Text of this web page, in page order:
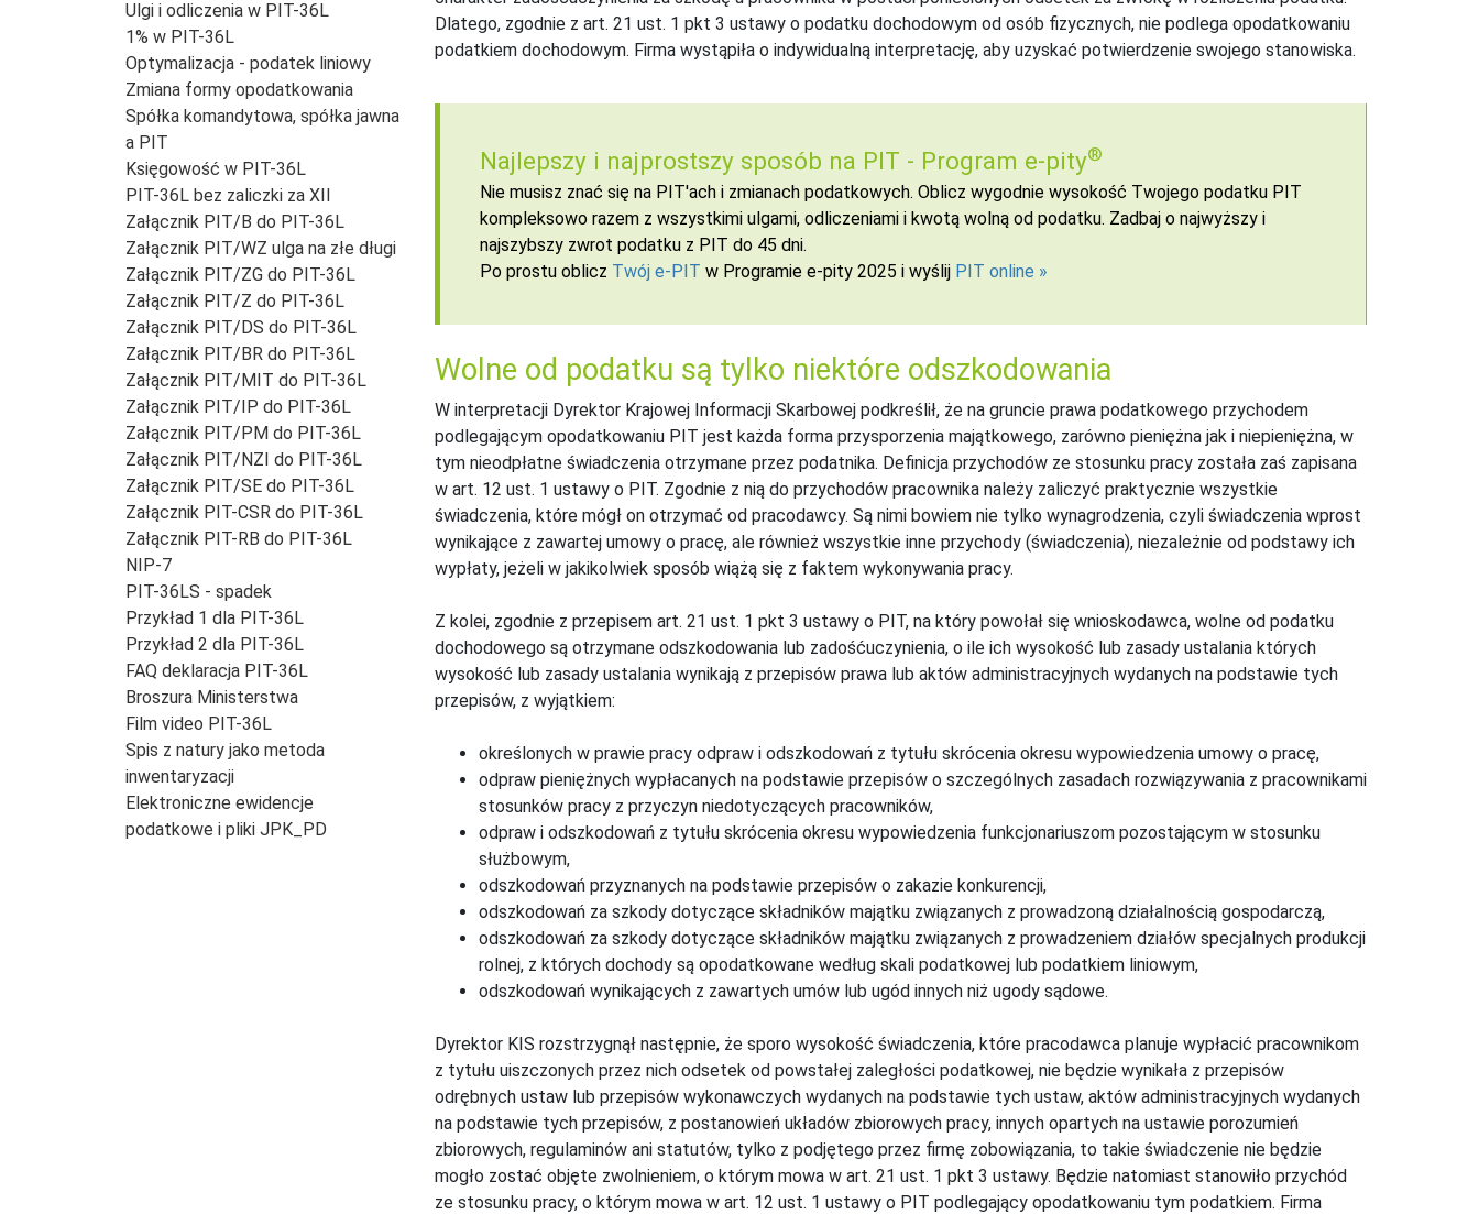
Ulgi i odliczenia w PIT-36L
1% w PIT-36L
Optymalizacja - podatek liniowy
Zmiana formy opodatkowania
Spółka komandytowa, spółka jawna
a PIT
Księgowość w PIT-36L
PIT-36L bez zaliczki za XII
Załącznik PIT/B do PIT-36L
Załącznik PIT/WZ ulga na złe długi
Załącznik PIT/ZG do PIT-36L
Załącznik PIT/Z do PIT-36L
Załącznik PIT/DS do PIT-36L
Załącznik PIT/BR do PIT-36L
Załącznik PIT/MIT do PIT-36L
Załącznik PIT/IP do PIT-36L
Załącznik PIT/PM do PIT-36L
Załącznik PIT/NZI do PIT-36L
Załącznik PIT/SE do PIT-36L
Załącznik PIT-CSR do PIT-36L
Załącznik PIT-RB do PIT-36L
NIP-7
PIT-36LS - spadek
Przykład 1 dla PIT-36L
Przykład 2 dla PIT-36L
FAQ deklaracja PIT-36L
Broszura Ministerstwa
Film video PIT-36L
Spis z natury jako metoda
inwentaryzacji
Elektroniczne ewidencje
podatkowe i pliki JPK_PD
Dlatego, zgodnie z art. 21 ust. 1 pkt 3 ustawy o podatku dochodowym od osób fizycznych, nie podlega opodatkowaniu
podatkiem dochodowym. Firma wystąpiła o indywidualną interpretację, aby uzyskać potwierdzenie swojego stanowiska.
Najlepszy i najprostszy sposób na PIT - Program e-pity®
Nie musisz znać się na PIT'ach i zmianach podatkowych. Oblicz wygodnie wysokość Twojego podatku PIT
kompleksowo razem z wszystkimi ulgami, odliczeniami i kwotą wolną od podatku. Zadbaj o najwyższy i
najszybszy zwrot podatku z PIT do 45 dni.
Po prostu oblicz Twój e-PIT w Programie e-pity 2025 i wyślij PIT online
Wolne od podatku są tylko niektóre odszkodowania
W interpretacji Dyrektor Krajowej Informacji Skarbowej podkreślił, że na gruncie prawa podatkowego przychodem
podlegającym opodatkowaniu PIT jest każda forma przysporzenia majątkowego, zarówno pieniężna jak i niepieniężna, w
tym nieodpłatne świadczenia otrzymane przez podatnika. Definicja przychodów ze stosunku pracy została zaś zapisana
w art. 12 ust. 1 ustawy o PIT. Zgodnie z nią do przychodów pracownika należy zaliczyć praktycznie wszystkie
świadczenia, które mógł on otrzymać od pracodawcy. Są nimi bowiem nie tylko wynagrodzenia, czyli świadczenia wprost
wynikające z zawartej umowy o pracę, ale również wszystkie inne przychody (świadczenia), niezależnie od podstawy ich
wypłaty, jeżeli w jakikolwiek sposób wiążą się z faktem wykonywania pracy.
Z kolei, zgodnie z przepisem art. 21 ust. 1 pkt 3 ustawy o PIT, na który powołał się wnioskodawca, wolne od podatku
dochodowego są otrzymane odszkodowania lub zadośćuczynienia, o ile ich wysokość lub zasady ustalania których
wysokość lub zasady ustalania wynikają z przepisów prawa lub aktów administracyjnych wydanych na podstawie tych
przepisów, z wyjątkiem:
określonych w prawie pracy odpraw i odszkodowań z tytułu skrócenia okresu wypowiedzenia umowy o pracę,
odpraw pieniężnych wypłacanych na podstawie przepisów o szczególnych zasadach rozwiązywania z pracownikami
stosunków pracy z przyczyn niedotyczących pracowników,
odpraw i odszkodowań z tytułu skrócenia okresu wypowiedzenia funkcjonariuszom pozostającym w stosunku
służbowym,
odszkodowań przyznanych na podstawie przepisów o zakazie konkurencji,
odszkodowań za szkody dotyczące składników majątku związanych z prowadzoną działalnością gospodarczą,
odszkodowań za szkody dotyczące składników majątku związanych z prowadzeniem działów specjalnych produkcji
rolnej, z których dochody są opodatkowane według skali podatkowej lub podatkiem liniowym,
odszkodowań wynikających z zawartych umów lub ugód innych niż ugody sądowe.
Dyrektor KIS rozstrzygnął następnie, że sporo wysokość świadczenia, które pracodawca planuje wypłacić pracownikom
z tytułu uiszczonych przez nich odsetek od powstałej zaległości podatkowej, nie będzie wynikała z przepisów
odrębnych ustaw lub przepisów wykonawczych wydanych na podstawie tych ustaw, aktów administracyjnych wydanych
na podstawie tych przepisów, z postanowień układów zbiorowych pracy, innych opartych na ustawie porozumień
zbiorowych, regulaminów ani statutów, tylko z podjętego przez firmę zobowiązania, to takie świadczenie nie będzie
mogło zostać objęte zwolnieniem, o którym mowa w art. 21 ust. 1 pkt 3 ustawy. Będzie natomiast stanowiło przychód
ze stosunku pracy, o którym mowa w art. 12 ust. 1 ustawy o PIT podlegający opodatkowaniu tym podatkiem. Firma